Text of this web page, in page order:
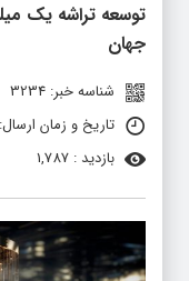
توسعه تراشه یک
جهان
شناسه خبر: 3234
تاریخ و زمان ارسال: ۲۴ اردیبهشت ۱۴۰۳ ساعت ۱۲:۵۲
بازدید : 1,787